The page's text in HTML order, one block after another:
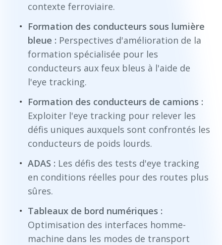
contexte ferroviaire.
Formation des conducteurs sous lumière
bleue : Perspectives d'amélioration de la
formation spécialisée pour les
conducteurs aux feux bleus à l'aide de
l'eye tracking.
Formation des conducteurs de camions :
Exploiter l'eye tracking pour relever les
défis uniques auxquels sont confrontés les
conducteurs de poids lourds.
ADAS : Les défis des tests d'eye tracking
en conditions réelles pour des routes plus
sûres.
Tableaux de bord numériques :
Optimisation des interfaces homme-
machine dans les modes de transport